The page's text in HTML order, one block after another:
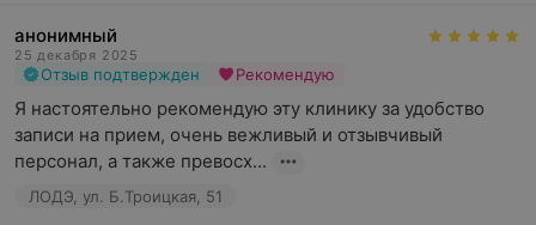
анонимный
25 декабря 2025
Отзыв подтвержден Рекомендую
Я настоятельно рекомендую эту клинику за удобство
записи на прием, очень вежливый и отзывчивый
персонал, а также превосх...
ЛОДЭ, ул. Б.Троицкая, 51